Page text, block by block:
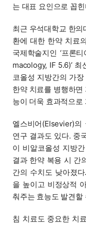
는 대표 요인으로 꼽힌
최근 우석대학교 한
환에 대한 한약 치료
국제학술지인 ‘프론
macology, IF 5.6)’
코올성 지방간의 가
한약 치료를 병행하
능이 더욱 효과적으
엘스비어(Elsevier)
연구 결과도 있다. 중
이 비알코올성 지방
결과 한약 복용 시 간
간의 수치도 낮아졌
을 높이고 비정상적
춰주는 효능도 발견할
침 치료도 중요한 치